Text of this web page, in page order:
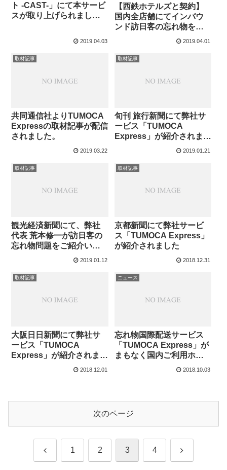
ト -CAST-」にて本サービ
スが取り上げられまし
2019.04.03
【西鉄ホテルズと契約】
国内全店舗にてインバウ
ンド訪日客の忘れ物を取
2019.04.01
取材記事
共同通信社よりTUMOCA
Expressの取材記事が配信
されました。
2019.03.22
取材記事
旬刊 旅行新聞にて弊社サ
ービス「TUMOCA
Express」が紹介されまし
2019.01.21
取材記事
観光経済新聞にて、弊社
代表 荒本修一が訪日客の
忘れ物問題をご紹介いた
2019.01.12
取材記事
京都新聞にて弊社サービ
ス「TUMOCA Express」
が紹介されました
2018.12.31
取材記事
大阪日日新聞にて弊社サ
ービス「TUMOCA
Express」が紹介されまし
2018.12.01
ニュース
忘れ物国際配送サービス
「TUMOCA Express」が
まもなく国内ご利用ホテ
ル 10 万室を突破。システ
2018.10.03
次のページ
前 1 2 3 4 次